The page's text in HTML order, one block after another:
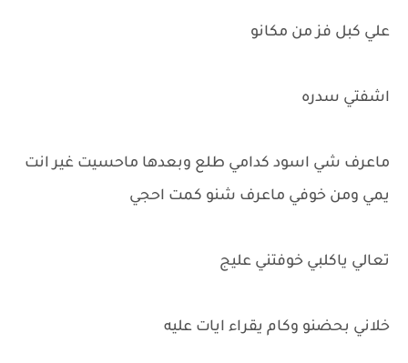
علي كبل فز من مكانو
اشفتي سدره
ماعرف شي اسود كدامي طلع وبعدها ماحسيت غير انت
يمي ومن خوفي ماعرف شنو كمت احجي
تعالي ياكلبي خوفتني عليج
خلاني بحضنو وكام يقراء ايات عليه